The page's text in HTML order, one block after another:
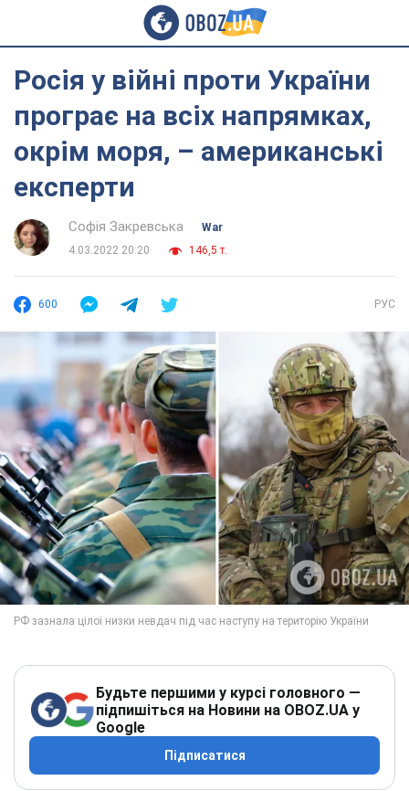
Росія у війні проти України
програє на всіх напрямках,
окрім моря, – американські
експерти
Софія Закревська
War
4.03.2022 20:20
146,5 т.
600 РУС
Будьте першими у курсі головного —
підпишіться на Новини на OBOZ.UA у
Google
Підписатися